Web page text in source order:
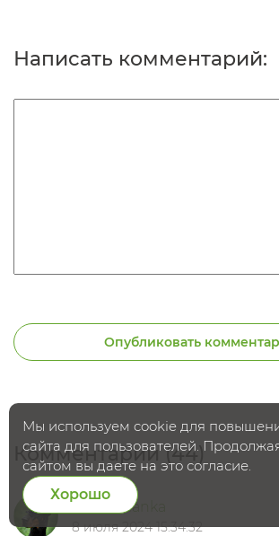
Написать комментарий:
Опубликовать
Комментарии (44)
Dobermanka
8 июля 2024 15:34:32
Мы используем cookie для
сайта для пользователей.
сайтом вы даете на это согласие.
Хорошо